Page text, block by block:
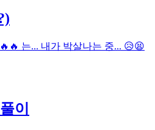
는... 내가 박살나는 중... 😥😫
이